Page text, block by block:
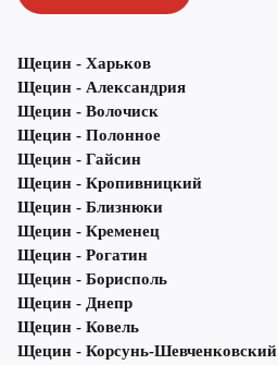
Щецин - Харьков
Щецин - Александрия
Щецин - Волочиск
Щецин - Полонное
Щецин - Гайсин
Щецин - Кропивницкий
Щецин - Близнюки
Щецин - Кременец
Щецин - Рогатин
Щецин - Борисполь
Щецин - Днепр
Щецин - Ковель
Щецин - Корсунь-Шевченковский